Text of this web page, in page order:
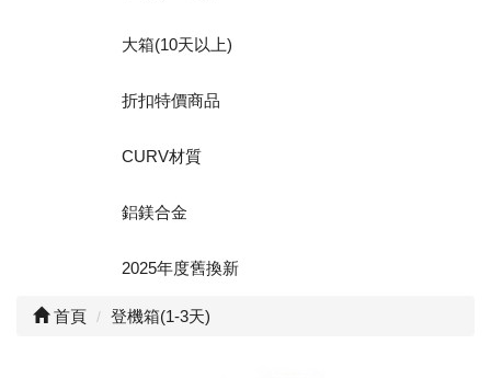
大箱(10天以上)
折扣特價商品
CURV材質
鋁鎂合金
2025年度舊換新
首頁 登機箱(1-3天)